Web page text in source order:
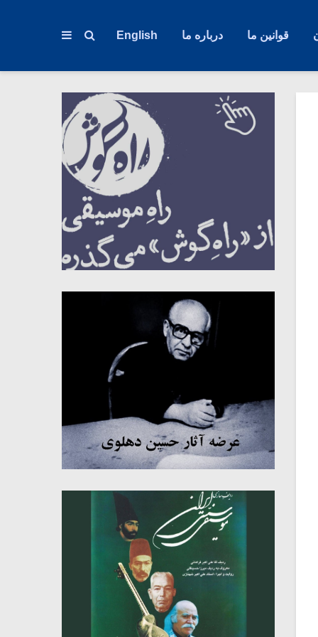
قوانین ما درباره ما English
میکلوش روژا